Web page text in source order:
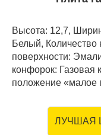
Высота: 12,7,
Белый, Количество
поверхности:
конфорок: Газовая
положение «малое
ЛУЧШАЯ